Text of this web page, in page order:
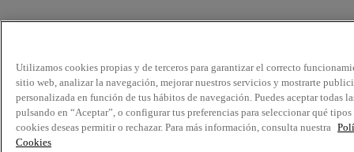
Utilizamos cookies propias y de terceros para garantizar el correcto
sitio web, analizar la navegación, mejorar nuestros servicios y mostrarte
personalizada en función de tus hábitos de navegación. Puedes aceptar todas
pulsando en “Aceptar”, o configurar tus preferencias para seleccionar qué tipos
cookies deseas permitir o rechazar. Para más información, consulta nuestra
Cookies